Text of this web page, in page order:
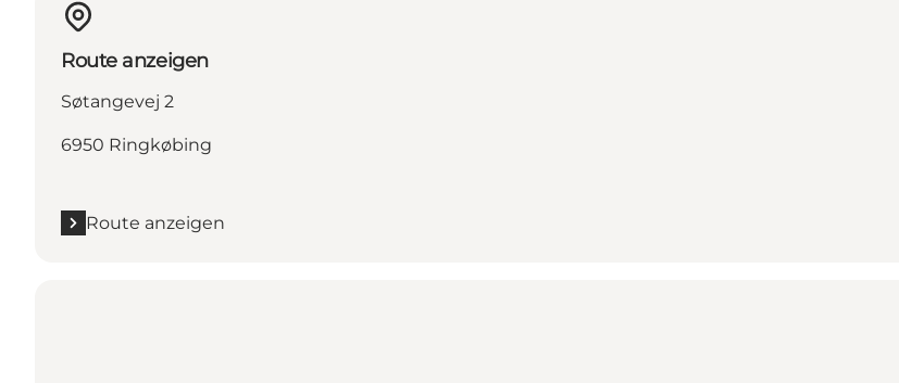
Route anzeigen
Søtangevej 2
6950 Ringkøbing
Route anzeigen